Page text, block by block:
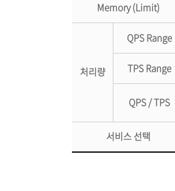
Memory (Limit)
처리량
QPS Range
TPS Range
QPS / TPS
서비스 선택